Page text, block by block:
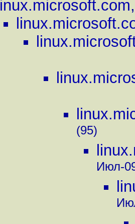
linux.microsoft.com
(95)
Июл-